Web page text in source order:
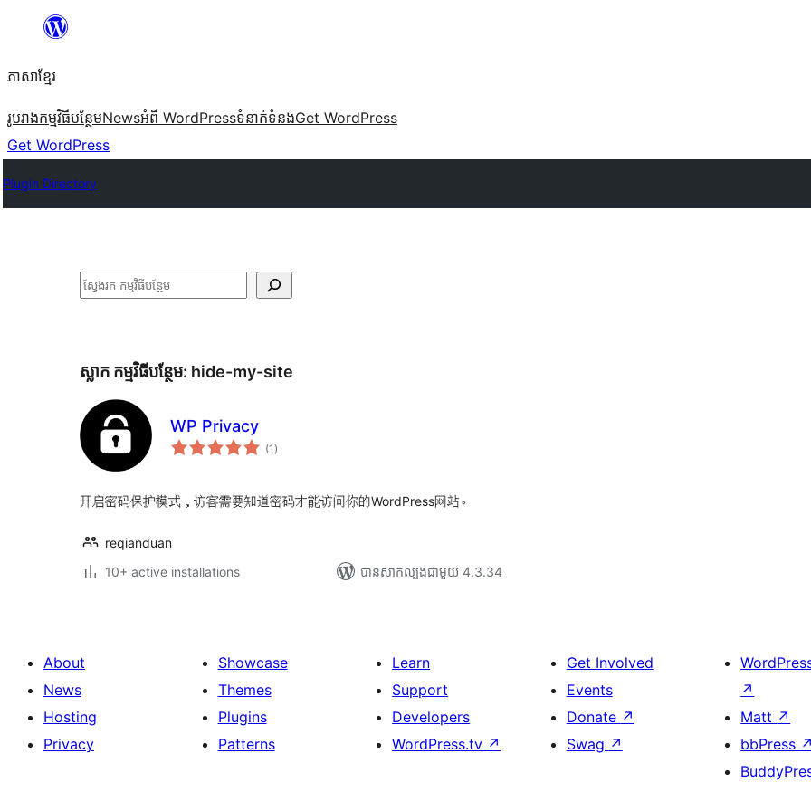
content
ភាសា​ខ្មែរ
រូបរាងកម្មវិធីបន្ថែមNewsអំពី WordPressទំនាក់​ទំនងGet WordPress
Get WordPress
Plugin Directory
ស្វែងរក
ស្លាក​ កម្មវិធីបន្ថែម: hide-my-site
WP Privacy
(1 ការ
វាយ
)
开启密码保护模式，访客需要知道密码才能访问你的WordPress网站。
reqianduan
10+ active installations
បាន​សាកល្បង​ជាមួយ 4.3.34
About
News
Hosting
Privacy
Showcase
Themes
Plugins
Patterns
Learn
Support
Developers
WordPress.tv ↗
Get Involved
Events
Donate ↗
Swag ↗
↗
Matt ↗
bbPress ↗